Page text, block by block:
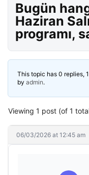
Bugün
Haziran
programı,
This topic has 0 replies,
by admin.
Viewing 1 post (of 1
06/03/2026 at 12:45 am